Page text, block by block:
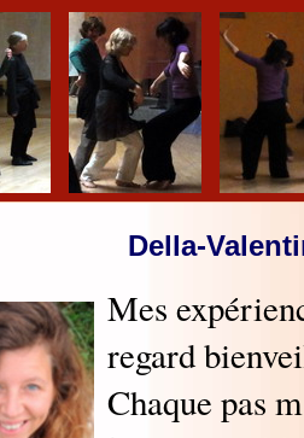
Della-